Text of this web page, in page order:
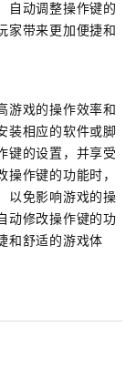
自动调整操作键的
家带来更加便捷和
游戏的操作效率和
装相应的软件或脚
键的设置，并享受
作键的功能时，
以免影响游戏的操
动修改操作键的功
和舒适的游戏体